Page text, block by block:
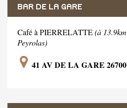
BAR DE LA GARE
Café à PIERRELATTE(à
Peyrolas)
41 AV DE LA GARE